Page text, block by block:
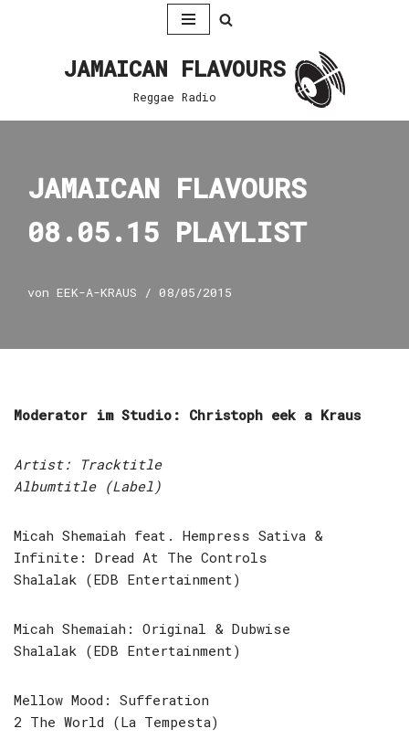
JAMAICAN FLAVOURS
Reggae Radio
JAMAICAN FLAVOURS
08.05.15 PLAYLIST
von EEK-A-KRAUS 08/05/2015
Moderator im Studio: Christoph eek a Kraus
Artist: Tracktitle
Albumtitle (Label)
Micah Shemaiah feat. Hempress Sativa &
Infinite: Dread At The Controls
Shalalak (EDB Entertainment)
Micah Shemaiah: Original & Dubwise
Shalalak (EDB Entertainment)
Mellow Mood: Sufferation
2 The World (La Tempesta)